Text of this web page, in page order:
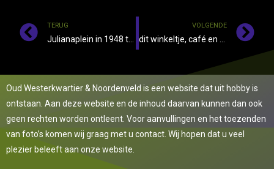
TERUG VOLGENDE
Oud Westerkwartier & Noordenveld is een website dat uit hobby is
ontstaan. Aan deze website en de inhoud daarvan kunnen dan ook
geen rechten worden ontleent. Voor aanvullingen en het toezenden
van foto’s komen wij graag met u contact. Wij hopen dat u veel
plezier beleeft aan onze website.